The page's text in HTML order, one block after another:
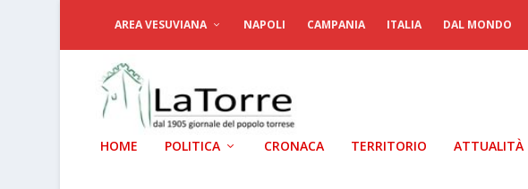
AREA VESUVIANA NAPOLI CAMPANIA ITALIA DAL MONDO
HOME POLITICA CRONACA TERRITORIO ATTUALITÀ